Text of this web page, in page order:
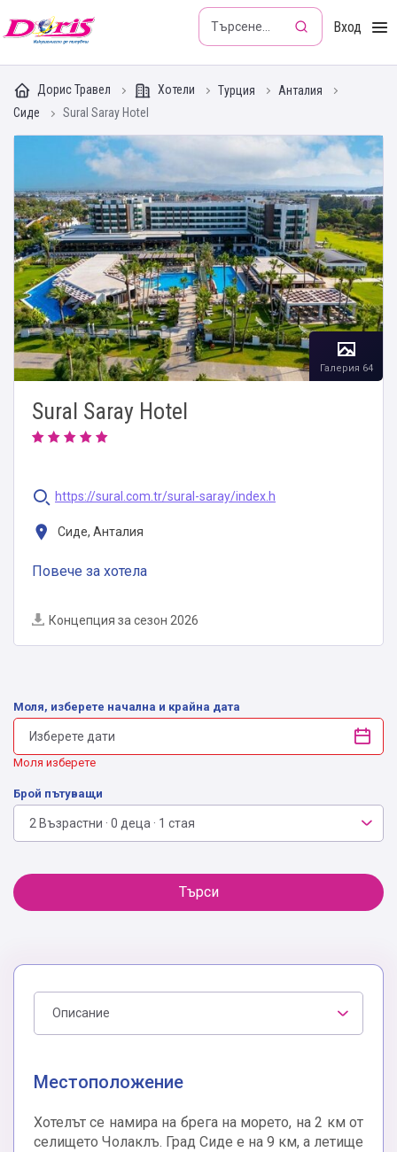
Doris - Изкушението да пътуваш Вход
Дорис Травел Хотели Турция
Анталия
Сиде
Sural Saray Hotel
Sural Saray Hotel
https://sural.com.tr/sural-saray/index.h
Сиде, Анталия
Повече за хотела
Концепция за сезон 2026
Галерия 64
Моля, изберете начална и крайна дата
Моля изберете
Брой пътуващи
2 Възрастни · 0 деца · 1 стая
Търси
Описание
Местоположение
Хотелът се намира на брега на морето, на 2 км от
селището Чолаклъ. Град Сиде е на 9 км, а летище